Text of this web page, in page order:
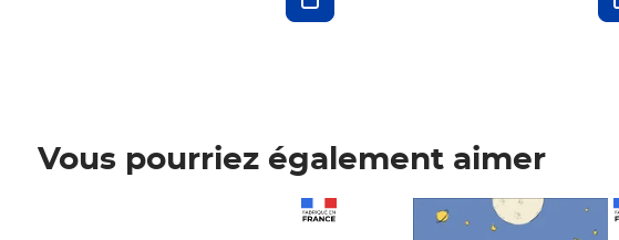
Vous pourriez également aimer
Prix 7,50€